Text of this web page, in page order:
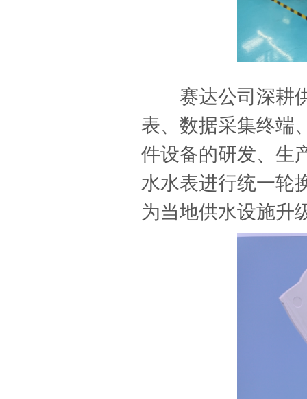
赛达公司深耕供
表、数据采集终端
件设备的研发、生
水水表进行统一轮
为当地供水设施升